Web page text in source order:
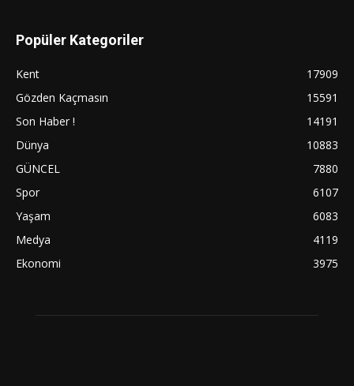
Popüler Kategoriler
Kent
17909
Gözden Kaçmasın
15591
Son Haber !
14191
Dünya
10883
GÜNCEL
7880
Spor
6107
Yaşam
6083
Medya
4119
Ekonomi
3975